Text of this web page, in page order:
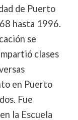
de Puerto
hasta 1996.
se
clases
en Puerto
Fue
la Escuela